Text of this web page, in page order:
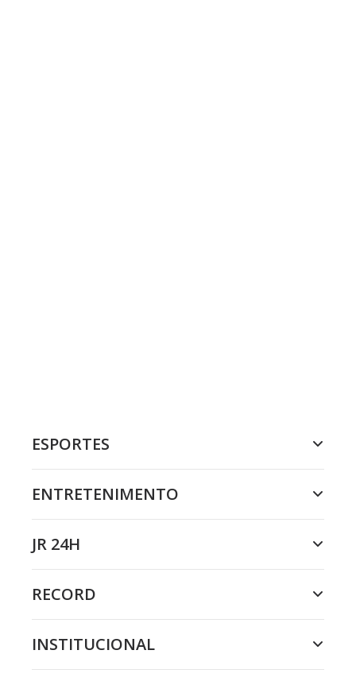
ESPORTES
ENTRETENIMENTO
JR 24H
RECORD
INSTITUCIONAL